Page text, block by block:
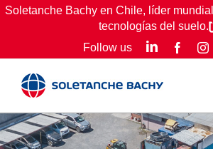
Skip
Soletanche Bachy en Chile, líder
tecnologías del suelo.
Follow us
LinkedIn